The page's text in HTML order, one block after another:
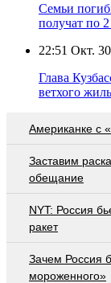
Семьи
получат по
22:51 Окт.
Глава
ветхого
Американке с
Заставим
обещание
NYT: Россия
ракет
Зачем Россия
мороженного»